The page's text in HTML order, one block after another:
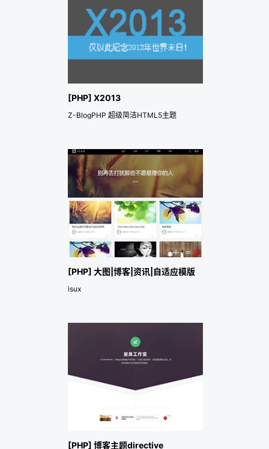
[PHP] X2013
Z-BlogPHP 超级简洁HTML5主题
[PHP] 大图|博客|资讯|自适应模版
isux
[PHP] 博客主题directive